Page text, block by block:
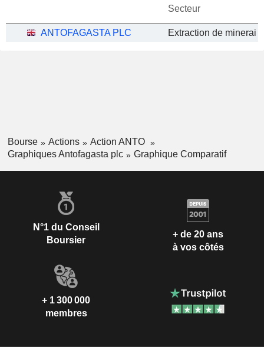
Secteur
ANTOFAGASTA PLC Extraction de minerai
Bourse Actions
Action ANTO
Graphiques Antofagasta plc
Graphique Comparatif
N°1 du Conseil
Boursier
+ de 20 ans
à vos côtés
+ 1 300 000
membres